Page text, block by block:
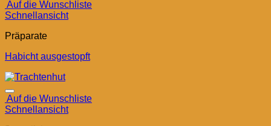
Auf die Wunschliste
Schnellansicht
Präparate
Habicht ausgestopft
Auf die Wunschliste
Schnellansicht